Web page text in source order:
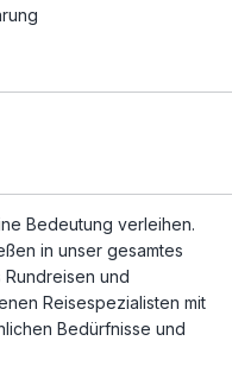
Bedeutung verleihen.
in unser gesamtes
Rundreisen und
Reisespezialisten mit
Bedürfnisse und